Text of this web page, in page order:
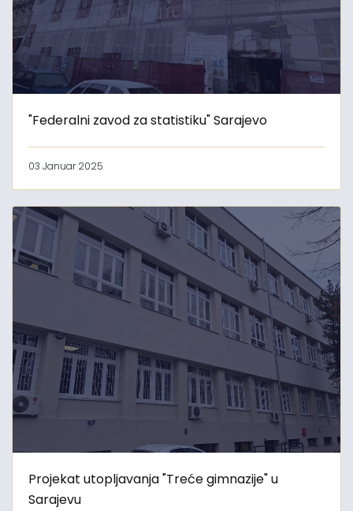
"Federalni zavod za statistiku" Sarajevo
03 Januar 2025
Projekat utopljavanja "Treće gimnazije" u
Sarajevu